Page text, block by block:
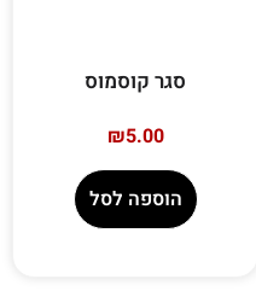
סגר קוסמוס
₪5.00
הוספה לסל